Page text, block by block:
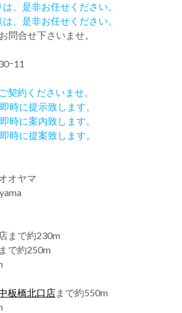
、是非お任せください。
、是非お任せください。
問合せ下さいませ。
ｰ11
契約くださいませ。
時に提示致します。
時に案内致します。
時に提案致します。
オヤマ
まで約230m
で約250m
板橋北口店まで約550m